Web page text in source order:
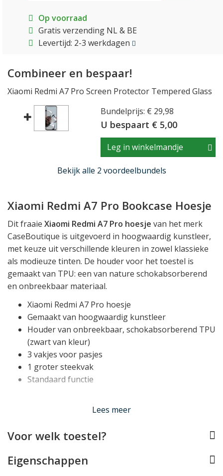
Op voorraad
Gratis verzending NL & BE
Levertijd: 2-3 werkdagen
Combineer en bespaar!
Xiaomi Redmi A7 Pro Screen Protector Tempered Glass
Bundelprijs: € 29,98
U bespaart € 5,00
Leg in winkelmandje
Bekijk alle 2 voordeelbundels
Xiaomi Redmi A7 Pro Bookcase Hoesje
Dit fraaie Xiaomi Redmi A7 Pro hoesje van het merk
CaseBoutique is uitgevoerd in hoogwaardig kunstleer,
met keuze uit verschillende kleuren in zowel klassieke
als modieuze tinten. De houder voor het toestel is
gemaakt van TPU: een van nature schokabsorberend
en onbreekbaar materiaal.
Xiaomi Redmi A7 Pro hoesje
Gemaakt van hoogwaardig kunstleer
Houder van onbreekbaar, schokabsorberend TPU
(zwart van kleur)
3 vakjes voor pasjes
1 groter steekvak
Standaard functie
Past de Xiaomi Redmi A7 Pro perfect
Dit telefoonhoesje is speciaal voor de Xiaomi Redmi A7
rekening gehouden met alle toetsen, aansluitingen en
de camera's zodat het toestel volledig normaal te
Lees meer
Voor welk toestel?
Eigenschappen